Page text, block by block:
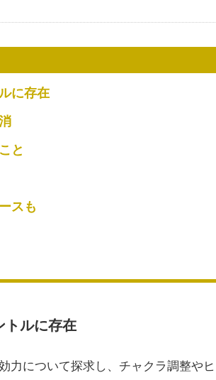
に存在
と
スも
トルに存在
力について探求し、チャクラ調整やヒ